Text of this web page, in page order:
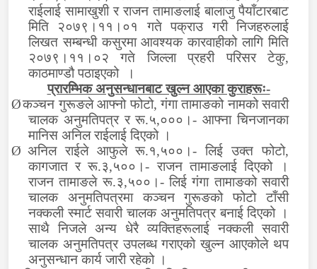
राईलाई सामाखुशी र राजन तामाङलाई बालाजु पैयाँटारबाट
मिति २०७९।११।०१ गते पक्राउ गरी निजहरुलाई
लिखत सम्बन्धी कसुरमा आवश्यक कारवाहीको लागि मिति
२०७९।११।०२ गते जिल्ला प्रहरी परिसर टेकु,
काठमाण्डौ पठाइएको ।
प्रारम्भिक अनुसन्धानबाट खुल्न आएका कुराहरूः-
Øकञ्चन गुरूङले आफ्नो फोटो, गंगा तामाङको नामको सवारी
चालक अनुमतिपत्र र रू.५,०००।- आफ्ना चिनजानका
मानिस अनिल राईलाई दिएको ।
Ø अनिल राईले आफुले रू.१,५००।- लिई उक्त फोटो,
कागजात र रू.३,५००।- राजन तामाङलाई दिएको ।
राजन तामाङले रू.३,५००।- लिई गंगा तामाङको सवारी
चालक अनुमतिपत्रमा कञ्चन गुरूङको फोटो टाँसी
नक्कली स्मार्ट सवारी चालक अनुमतिपत्र बनाई दिएको ।
साथै निजले अन्य धेरै व्यक्तिहरूलाई नक्कली सवारी
चालक अनुमतिपत्र उपलब्ध गराएको खुल्न आएकोले थप
अनुसन्धान कार्य जारी रहेको ।